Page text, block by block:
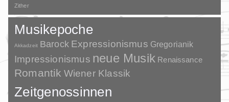
Zither
Musikepoche
Akkadzeit Barock Expressionismus Gregorianik
Impressionismus neue Musik Renaissance
Romantik Wiener Klassik
Zeitgenossinnen